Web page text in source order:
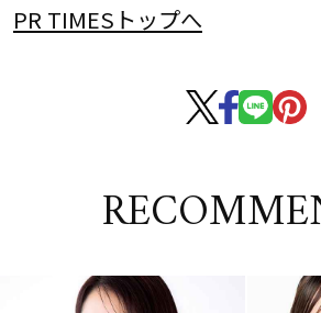
PR TIMESトップへ